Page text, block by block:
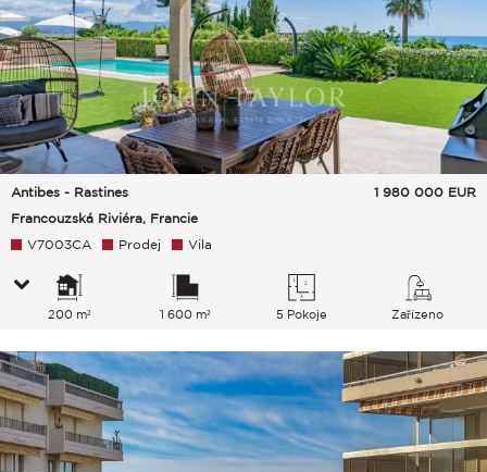
Antibes - Rastines
Francouzská Riviéra, Francie
1 980 000 EUR
V7003CA Prodej Vila
200 m² 1 600 m² 5 Pokoje Zařízeno